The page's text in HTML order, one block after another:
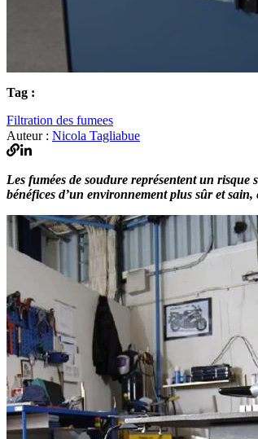
Tag :
Filtration des fumees
Auteur : Nicola Tagliabue
Les fumées de soudure représentent un
bénéfices d’un environnement plus sûr et